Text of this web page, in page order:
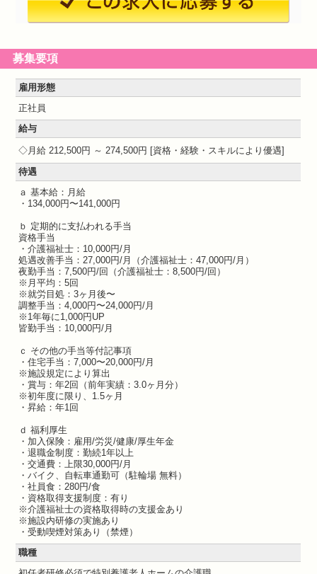
募集要項
雇用形態
正社員
給与
月給 212,500円 ～ 274,500円
資格・経験・スキルにより優遇
待遇
ａ 基本給：月給
・134,000円〜141,000円
ｂ 定期的に支払われる手当
資格手当
・介護福祉士：10,000円/月
処遇改善手当：27,000円/月（介護福祉士：47,000円/月）
夜勤手当：7,500円/回（介護福祉士：8,500円/回）
※月平均：5回
※就労目処：3ヶ月後〜
調整手当：4,000円〜24,000円/月
※1年毎に1,000円UP
皆勤手当：10,000円/月
ｃ その他の手当等付記事項
・住宅手当：7,000〜20,000円/月
※施設規定により算出
・賞与：年2回（前年実績：3.0ヶ月分）
※初年度に限り、1.5ヶ月
・昇給：年1回
ｄ 福利厚生
・加入保険：雇用/労災/健康/厚生年金
・退職金制度：勤続1年以上
・交通費：上限30,000円/月
・バイク、自転車通勤可（駐輪場 無料）
・社員食：280円/食
・資格取得支援制度：有り
※介護福祉士の資格取得時の支援金あり
※施設内研修の実施あり
・受動喫煙対策あり（禁煙）
職種